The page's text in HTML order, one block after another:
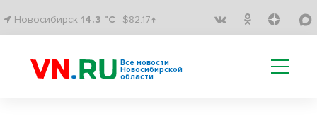
Новосибирск 14.3 °C $82.17↑
Все новости
Новосибирской
области